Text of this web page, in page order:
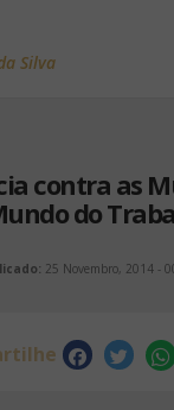
Silva
contra as
do
25 Novembro, 2014 -